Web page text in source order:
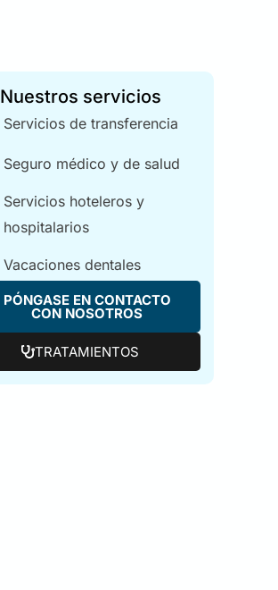
Nuestros servicios
Servicios de transferencia
Seguro médico y de salud
Servicios hoteleros y
hospitalarios
Vacaciones dentales
PÓNGASE EN CONTACTO
CON NOSOTROS
TRATAMIENTOS